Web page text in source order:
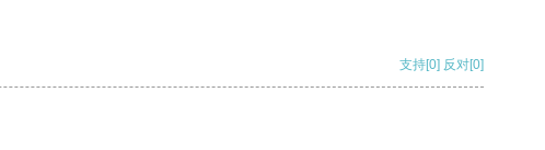
支持[0] 反对[0]